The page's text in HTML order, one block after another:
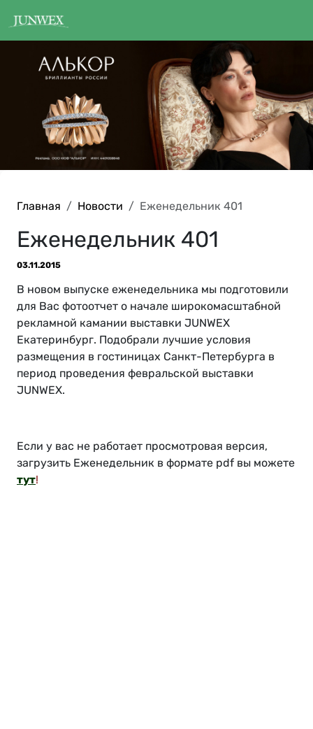
Главная Новости Еженедельник 401
Еженедельник 401
03.11.2015
В новом выпуске еженедельника мы подготовили
для Вас фотоотчет о начале широкомасштабной
рекламной камании выставки JUNWEX
Екатеринбург. Подобрали лучшие условия
размещения в гостиницах Санкт-Петербурга в
период проведения февральской выставки
JUNWEX.
Если у вас не работает просмотровая версия,
загрузить Еженедельник в формате pdf вы можете
тут!